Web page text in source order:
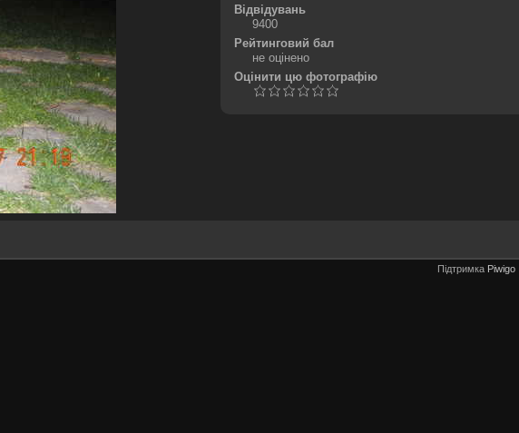
Відвідувань
9400
Рейтинговий бал
не оцінено
Оцінити цю фотографію
Підтримка Piwigo